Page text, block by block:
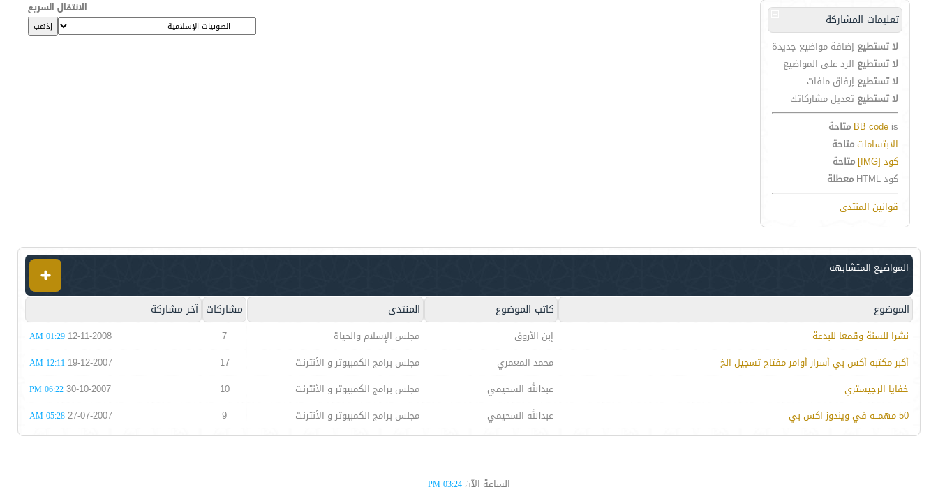
تعليمات المشاركة
لا تستطيع إضافة مواضيع جديدة
لا تستطيع الرد على المواضيع
لا تستطيع إرفاق ملفات
لا تستطيع تعديل مشاركاتك
BB code is
متاحة
الابتساماتمتاحة
كود [IMG]
متاحة
كود HTML
معطلة
قوانين المنتدى
الانتقال السريع
المواضيع المتشابهه
الموضوع كاتب الموضوع المنتدى مشاركات آخر مشاركة
نشرا للسنة وقمعا للبدعة إبن الأروق مجلس الإسلام والحياة 7
12-11-2008
01:29 AM
أكبر مكتبه أكس بي أسرار أوامر مفتاح تسجيل الخ محمد المعمري مجلس برامج الكمبيوتر و الأنترنت 17
19-12-2007
12:11 AM
خفايا الرجيستري عبدالله السحيمي مجلس برامج الكمبيوتر و الأنترنت 10
30-10-2007
06:22 PM
50 مهمــه في ويندوز اكس بي عبدالله السحيمي مجلس برامج الكمبيوتر و الأنترنت 9
27-07-2007
05:28 AM